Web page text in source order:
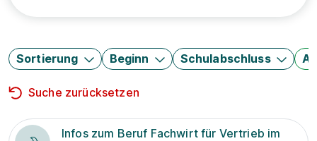
Sortierung Beginn Schulabschluss
Suche zurücksetzen
Infos zum Beruf Fachwirt für Vertrieb im